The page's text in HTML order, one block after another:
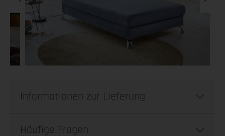
Informationen zur Lieferung
Häufige Fragen